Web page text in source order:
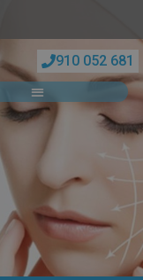
910 052 681